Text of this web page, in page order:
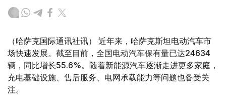
（哈萨克国际通讯社讯） 近年来，哈萨克斯坦电动汽车市
场快速发展。截至目前，全国电动汽车保有量已达24634
辆，同比增长55.6%。随着新能源汽车逐渐走进更多家庭，
充电基础设施、售后服务、电网承载能力等问题也备受关
注。